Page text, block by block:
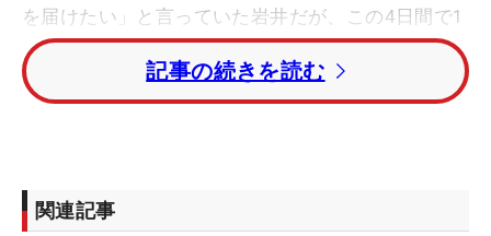
を届けたい」と言っていた岩井だが、この4日間で1
イーグルと22バーディを獲得。“有言実行”となる勝
利に多くのギャラリーが惜しみない拍手を送った。
る姿があった。「やったぞ！ みたいな感じで。応
援してくれた人に対してありがとうっていう気持ち
記事の続きを読む
関連記事